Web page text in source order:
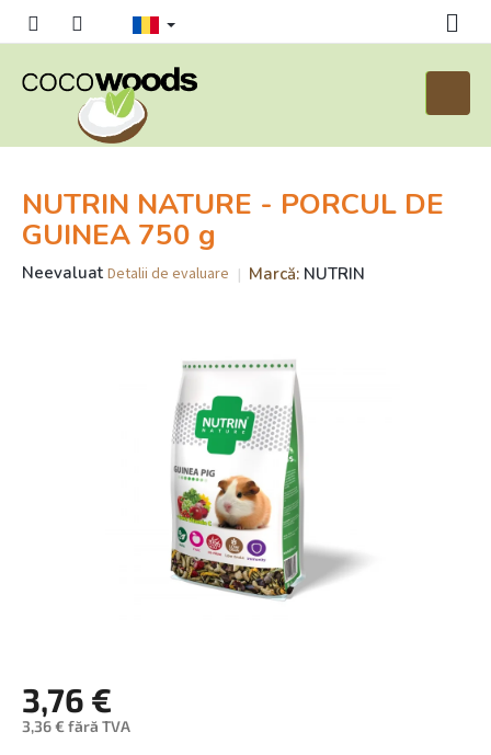
de
NUTRIN NATURE - PORCUL DE
GUINEA 750 g
Evaluarea
Neevaluat Detalii de evaluare Marcă: NUTRIN
3,76 €
3,36 € fără TVA